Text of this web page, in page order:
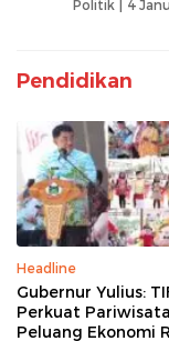
Politik | 4
Pendidikan
Headline
Gubernur Yulius:
Perkuat
Peluang Ekonomi